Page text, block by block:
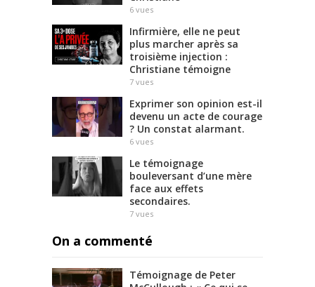
6 vues
Infirmière, elle ne peut
plus marcher après sa
troisième injection :
Christiane témoigne
7 vues
Exprimer son opinion est-il
devenu un acte de courage
? Un constat alarmant.
6 vues
Le témoignage
bouleversant d’une mère
face aux effets
secondaires.
7 vues
On a commenté
Témoignage de Peter